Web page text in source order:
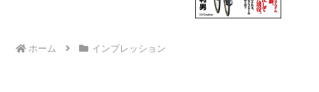
ホーム インプレッション